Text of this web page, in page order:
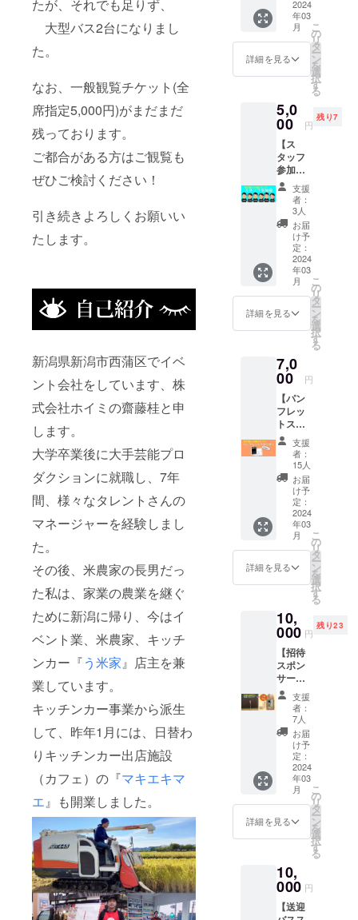
たが、それでも足りず、
大型バス2台になりまし
た。
なお、一般観覧チケット(全
席指定5,000円)がまだまだ
残っております。
ご都合がある方はご観覧も
ぜひご検討ください！
引き続きよろしくお願いい
たします。
新潟県新潟市西蒲区でイベ
ント会社をしています、株
式会社ホイミの齋藤桂と申
します。
大学卒業後に大手芸能プロ
ダクションに就職し、7年
間、様々なタレントさんの
マネージャーを経験しまし
た。
その後、米農家の長男だっ
た私は、家業の農業を継ぐ
ために新潟に帰り、今はイ
ベント業、米農家、キッチ
ンカー『う米家』店主を兼
業しています。
キッチンカー事業から派生
して、昨年1月には、日替わ
りキッチンカー出店施設
（カフェ）の『マキエキマ
エ』も開業しました。
ケット
と一緒
にお渡
しする
ご招待
状にス
ポン
お名前
（企業
名）を
記載し
ます。
（例
「○○様
のご提
供によ
るご招
待で
す」）
※備考欄
に、記
載する
スポン
サー名
（ハン
ドル
ネーム
なども
可能）
※ご支援
金とは
別に以
下の手
数料を
ご負担
願いま
す。
①「ご
協力
費」ご
支援額
支援を
全額支
させて
いただ
くため
のご協
力費で
②「サ
イトシ
ステム
手数
料」…
ご支援
額1万円
未満：
税込250
万円以
上：
2.27％
+消費税
2024
年03
月
詳細を見る
こ
の
リ
タ
ー
ン
を
選
択
す
る
5,0
00 円
残り7
【ス
タッフ
参加
権】 当
日の運
営ス
タッフ
として
ご参加
いただ
きま
す。 お
仕事内
容は、
会場外
整理、
り、入
場時案
内、座
席案
内、舞
台制作
補助な
どで
す。
（13：
00集
合、
19：00
解散予
定） 学
生、社
会人、
もOKで
す。
（15歳
以上60
歳未満
とさせ
ていた
だきま
す） ・
御礼に
お米
5kg(30
00円相
当)をお
渡しさ
せてい
ただき
いただ
くこと
です。
支援
者：
3人
お届
け予
定：
2024
年03
月
詳細を見る
こ
の
リ
タ
ー
ン
を
選
択
す
る
7,0
00 円
【パン
フレッ
トスポ
ン
サー】
ご来場
者向け
に、当
日配布
のパン
フレッ
トを文
字と点
字の２
種類で
制作し
そのパ
ンフ
レット
のスポ
ンサー
になっ
ていた
だきま
す。 パ
ンフ
レット
にご支
援者様
のお名
前を掲
載いた
しま
載する
スポン
サー名
をご記
支援
者：
15人
お届
け予
定：
2024
年03
月
詳細を見る
こ
の
リ
タ
ー
ン
を
選
択
す
る
10,
000 円
残り23
【招待
スポン
サー＋
う米5
㎏】 ①
視覚障
害者の
方を1名
無料招
待しま
す。 チ
ケット
と一緒
にお渡
しする
ご招待
ポン
サーの
お名前
（企業
支援
者：
7人
お届
け予
定：
2024
年03
月
詳細を見る
こ
の
リ
タ
ー
ン
を
選
択
す
る
10,
000 円
【送迎